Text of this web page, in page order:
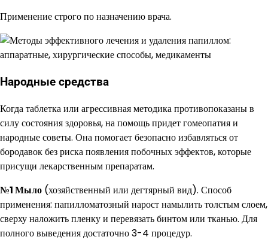
Применение строго по назначению врача.
Народные средства
Когда таблетка или агрессивная методика противопоказаны в
силу состояния здоровья, на помощь придет гомеопатия и
народные советы. Она помогает безопасно избавляться от
бородавок без риска появления побочных эффектов, которые
присущи лекарственным препаратам.
№1 Мыло (хозяйственный или дегтярный вид). Способ
применения: папилломатозный нарост намылить толстым слоем,
сверху наложить пленку и перевязать бинтом или тканью. Для
полного выведения достаточно 3-4 процедур.